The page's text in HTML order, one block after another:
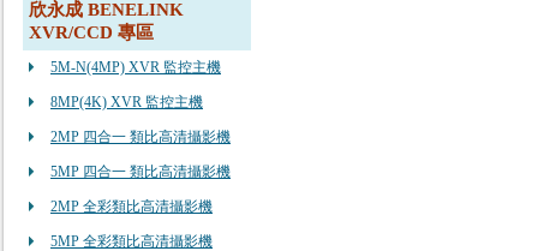
欣永成 BENELINK
XVR/CCD 專區
5M-N(4MP) XVR 監控主機
8MP(4K) XVR 監控主機
2MP 四合一 類比高清攝影機
5MP 四合一 類比高清攝影機
2MP 全彩類比高清攝影機
5MP 全彩類比高清攝影機